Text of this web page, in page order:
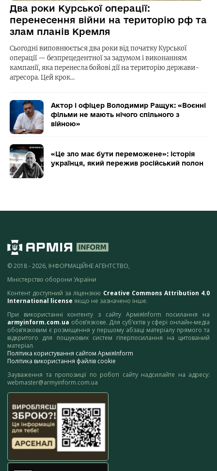
Два роки Курської операції:
перенесення війни на територію рф та
злам планів Кремля
Сьогодні виповнюється два роки від початку Курської
операції — безпрецедентної за задумом і виконанням
кампанії, яка перенесла бойові дії на територію держави-
агресора. Цей крок…
Актор і офіцер Володимир Ращук: «Воєнні
фільми не мають нічого спільного з
війною»
«Це зло має бути переможене»: історія
українця, який пережив російський полон
© 2018 - 2026, ІНФОРМАЦІЙНЕ АГЕНТСТВО,
Міністерство оборони України
Контент доступний за ліцензією Creative Commons Attribution 4.0
International license якщо не зазначено інше.
При використанні контенту з сайту АрміяInform посилання на
armyinform.com.ua обов’язкове. Для суб’єктів у сфері онлайн-медіа
обов’язковим є розміщення у першому абзаці матеріалу прямого та
відкритого для пошукових систем гіперпосилання на цитований
матеріал.
Політика користування сайтом АрміяInform
Політика використання файлів cookie
Зауваження та пропозиції по роботі сайту надсилайте на адресу:
webmaster@armyinform.com.ua